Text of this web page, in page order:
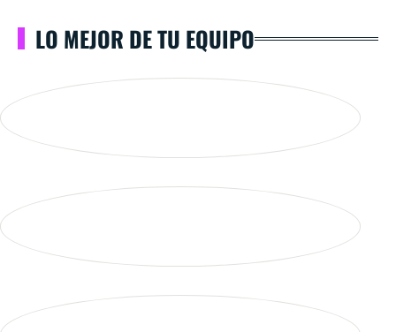
LO MEJOR DE TU EQUIPO